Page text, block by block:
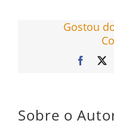
Gostou
Sobre o